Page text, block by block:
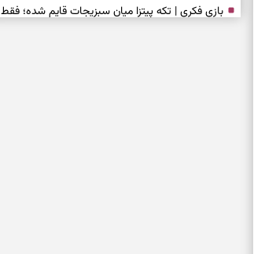
بازی فکری | تکه پیتزا میان سبزیجات قایم شده؛ فقط